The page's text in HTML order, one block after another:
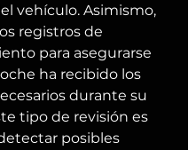
vehículo. Asimismo,
registros de
para asegurarse
ha recibido los
durante su
tipo de revisión es
posibles